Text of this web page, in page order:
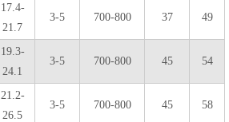
17.4-
21.7
3-5 700-800 37 49
19.3-
24.1
3-5 700-800 45 54
21.2-
26.5
3-5 700-800 45 58